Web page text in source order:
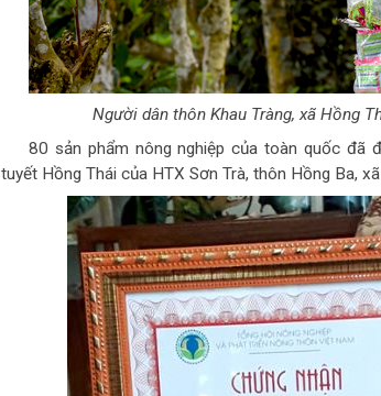
Người dân thôn Khau Tràng, xã Hồng
80 sản phẩm nông nghiệp của toàn quốc đã
tuyết Hồng Thái của HTX Sơn Trà, thôn Hồng Ba,